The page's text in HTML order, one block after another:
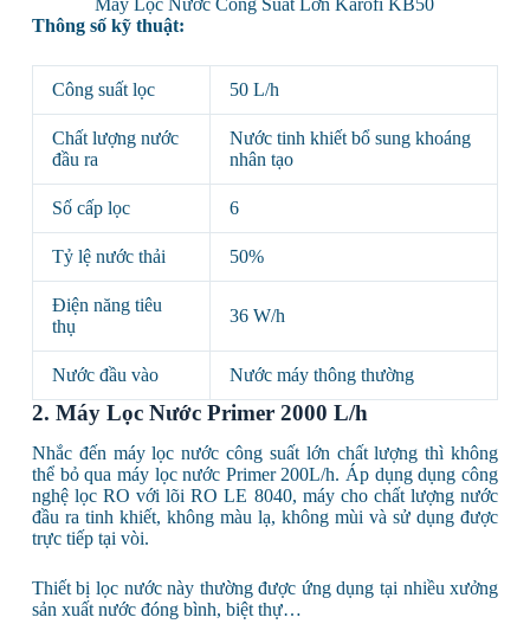
Thông số kỹ thuật:
Công suất lọc 50 L/h
Chất lượng nước
đầu ra
Nước tinh khiết bổ sung khoáng
nhân tạo
Số cấp lọc 6
Tỷ lệ nước thải 50%
Điện năng tiêu
thụ
36 W/h
Nước đầu vào Nước máy thông thường
2. Máy Lọc Nước Primer 2000 L/h
Nhắc đến máy lọc nước công suất lớn chất lượng thì không
thể bỏ qua máy lọc nước Primer 200L/h. Áp dụng dụng công
nghệ lọc RO với lõi RO LE 8040, máy cho chất lượng nước
đầu ra tinh khiết, không màu lạ, không mùi và sử dụng được
trực tiếp tại vòi.
Thiết bị lọc nước này thường được ứng dụng tại nhiều xưởng
sản xuất nước đóng bình, biệt thự…